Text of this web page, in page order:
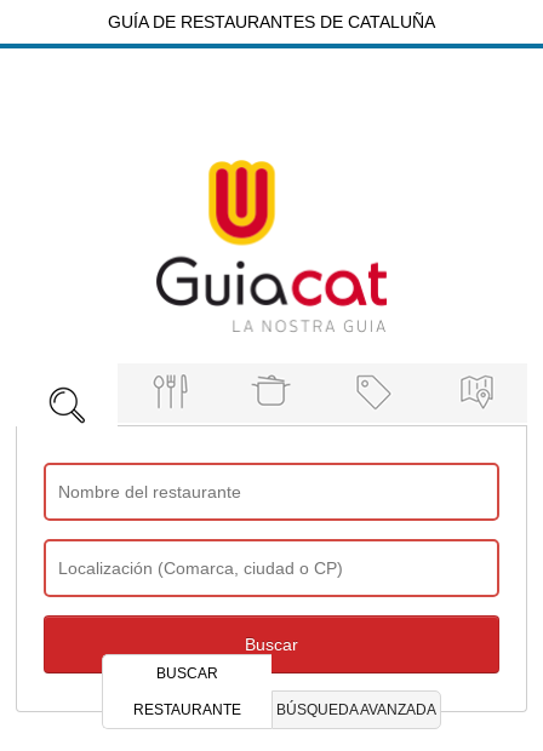
GUÍA DE RESTAURANTES DE CATALUÑA
BUSCAR
RESTAURANTE BÚSQUEDA AVANZADA